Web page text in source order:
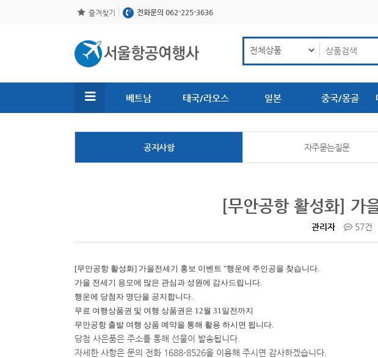
즐겨찾기 전화문의 062-225-3636
베트남 태국/라오스 일본 중국/몽골
공지사항 자주묻는질문
[무안공항 활성화] 가
관리자 57건
[무안공항 활성화] 가을전세기 홍보 이벤트 "행운에 주인공을 찾습니다.
가을 전세기 응모에 많은 관심과 성원에 감사드립니다.
행운에 당첨자 명단을 공지합니다.
무료 여행상품권 및 여행 상품권은 12월 31일전까지
무안공항 출발 여행 상품 예약을 통해 활용 하시면 됩니다.
당첨 사은품은 주소를 통해 선물이 발송됩니다.
자세한 사항은 문의 전화 1688-8526을 이용해 주시면 감사하겠습니다.